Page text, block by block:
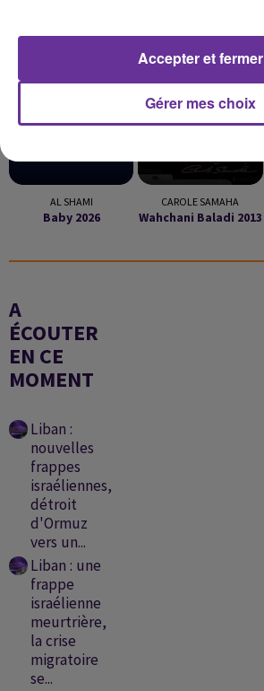
17h27
17h27
AL SHAMI
Baby 2026
17h23
17h23
CAROLE SAMAHA
Wahchani Baladi 2013
A
ÉCOUTER
EN CE
MOMENT
Liban :
nouvelles
frappes
israéliennes,
détroit
d'Ormuz
vers un...
Liban : une
frappe
israélienne
meurtrière,
la crise
migratoire
se...
Gérer mes choix
Accepter et fermer